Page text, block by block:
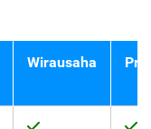
Wirausaha